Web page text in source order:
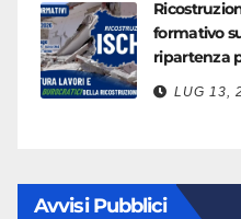
formativo
ripartenza
LUG 13,
Avvisi Pubblici